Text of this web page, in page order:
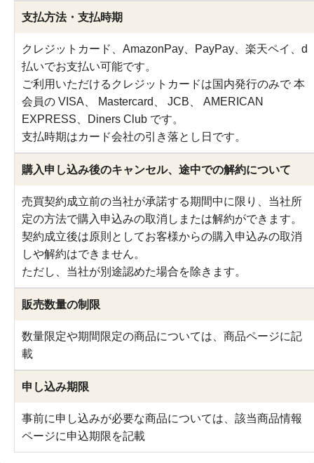
支払方法・支払時期
クレジットカード、AmazonPay、PayPay、楽天ペイ、d
払いでお支払い可能です。
ご利用いただけるクレジットカードは国内発行のみで 本
会員の VISA、 Mastercard、 JCB、 AMERICAN
EXPRESS、Diners Club です。
支払時期はカード会社の引き落とし日です。
購入申し込み後のキャンセル、途中での解約について
売買契約成立前の当社が承諾する期間中に限り、当社所
定の方法で購入申込みの取消しまたは解約ができます。
契約成立後は原則としてお客様からの購入申込みの取消
しや解約はできません。
ただし、当社が別途認めた場合を除きます。
販売数量の制限
数量限定や期間限定の商品については、商品ページに記
載
申し込み期限
事前に申し込みが必要な商品については、該当商品情報
ページに申込期限を記載